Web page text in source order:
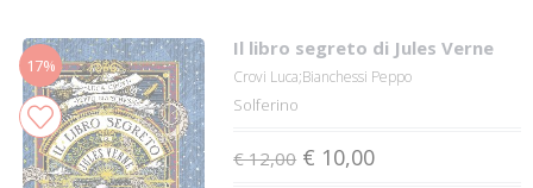
17%
Il libro segreto di Jules Verne
Crovi Luca;Bianchessi Peppo
Solferino
€ 12,00 € 10,00